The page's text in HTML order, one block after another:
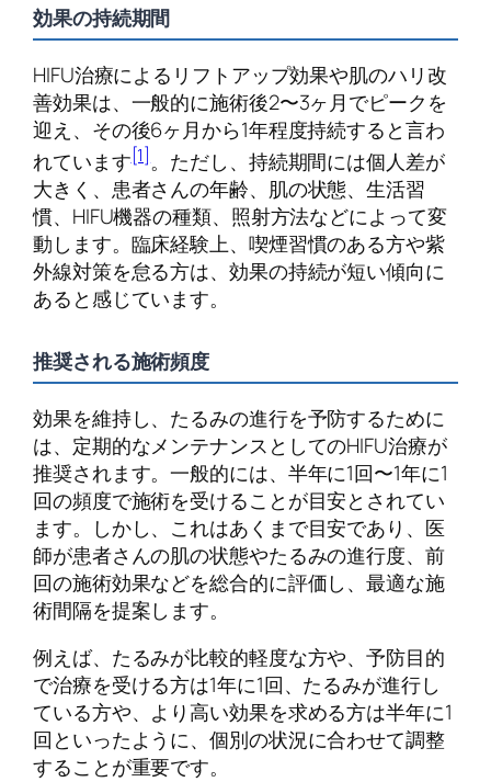
効果の持続期間
HIFU治療によるリフトアップ効果や肌のハリ改
善効果は、一般的に施術後2〜3ヶ月でピークを
迎え、その後6ヶ月から1年程度持続すると言わ
れています[1]。ただし、持続期間には個人差が
大きく、患者さんの年齢、肌の状態、生活習
慣、HIFU機器の種類、照射方法などによって変
動します。臨床経験上、喫煙習慣のある方や紫
外線対策を怠る方は、効果の持続が短い傾向に
あると感じています。
推奨される施術頻度
効果を維持し、たるみの進行を予防するために
は、定期的なメンテナンスとしてのHIFU治療が
推奨されます。一般的には、半年に1回〜1年に1
回の頻度で施術を受けることが目安とされてい
ます。しかし、これはあくまで目安であり、医
師が患者さんの肌の状態やたるみの進行度、前
回の施術効果などを総合的に評価し、最適な施
術間隔を提案します。
例えば、たるみが比較的軽度な方や、予防目的
で治療を受ける方は1年に1回、たるみが進行し
ている方や、より高い効果を求める方は半年に1
回といったように、個別の状況に合わせて調整
することが重要です。